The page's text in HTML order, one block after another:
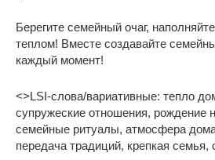
Берегите семейный очаг,
теплом! Вместе создавайте
каждый момент!
<>LSI-слова/вариативные: тепло
супружеские отношения, рождение
семейные ритуалы, атмосфера
передача традиций, крепкая семья,